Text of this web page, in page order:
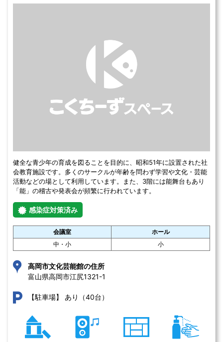
健全な青少年の育成を図ることを目的に、昭和51年に設置された社
会教育施設です。多くのサークルが年齢を問わず学習や文化・芸能
活動などの場として利用しています。また、3階には能舞台もあり
「能」の稽古や発表会が頻繁に行われています。
感染症対策済み
会議室
ホール
中・小
小
高岡市文化芸能館の住所
富山県高岡市江尻1321-1
【駐車場】 あり（40台）